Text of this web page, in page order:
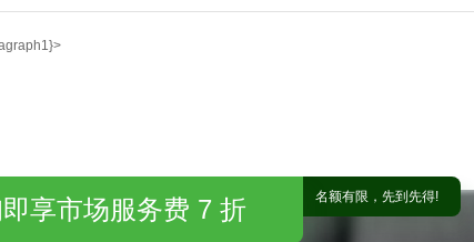
享市场服务费 7 折 名额有限，先到先得!